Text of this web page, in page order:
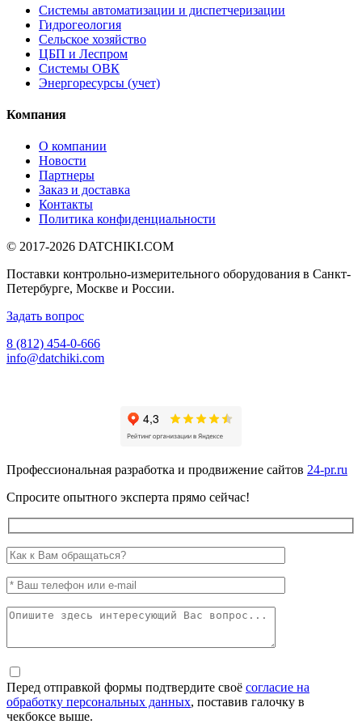
Системы автоматизации и диспетчеризации
Гидрогеология
Сельское хозяйство
ЦБП и Леспром
Системы ОВК
Энергоресурсы (учет)
Компания
О компании
Новости
Партнеры
Заказ и доставка
Контакты
Политика конфиденциальности
© 2017-2026 DATCHIKI.COM
Поставки контрольно-измерительного оборудования в Санкт-
Петербурге, Москве и России.
Задать вопрос
8 (812) 454-0-666
info@datchiki.com
Профессиональная разработка и продвижение сайтов 24-pr.ru
Спросите опытного эксперта прямо сейчас!
Перед отправкой формы подтвердите своё согласие на
обработку персональных данных, поставив галочку в
чекбоксе выше.